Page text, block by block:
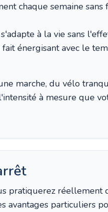
chaque semaine sans
à la vie sans
énergisant avec le
marche, du vélo
à mesure que
pratiquerez réellement
avantages particuliers